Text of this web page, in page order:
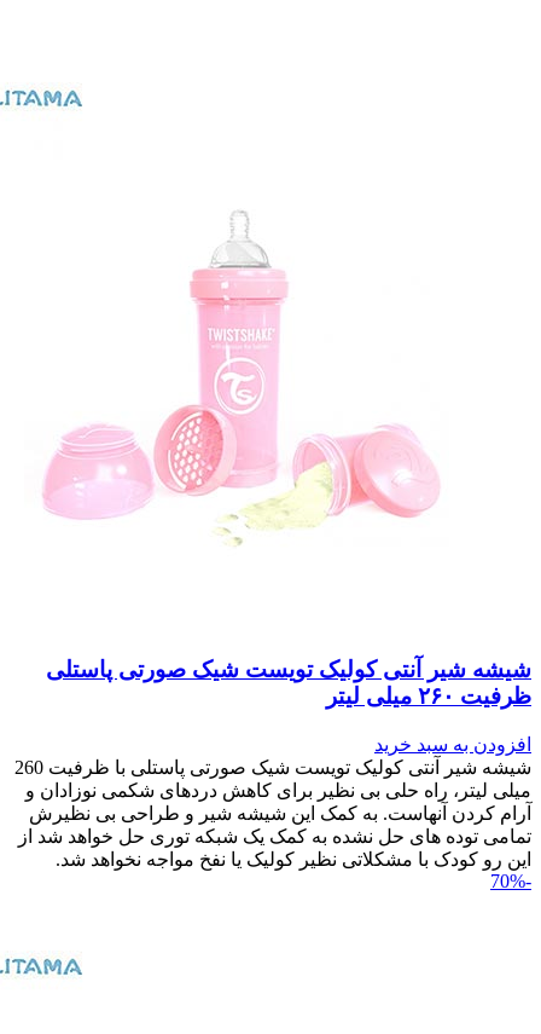
شیشه شیر آنتی کولیک تویست شیک صورتی پاستلی
ظرفیت ۲۶۰ میلی لیتر
افزودن به سبد خرید
شیشه شیر آنتی کولیک تویست شیک صورتی پاستلی با ظرفیت 260
میلی لیتر، راه حلی بی نظیر برای کاهش دردهای شکمی نوزادان و
آرام کردن آنهاست. به کمک این شیشه شیر و طراحی بی نظیرش
تمامی توده های حل نشده به کمک یک شبکه توری حل خواهد شد از
این رو کودک با مشکلاتی نظیر کولیک یا نفخ مواجه نخواهد شد.
-70%